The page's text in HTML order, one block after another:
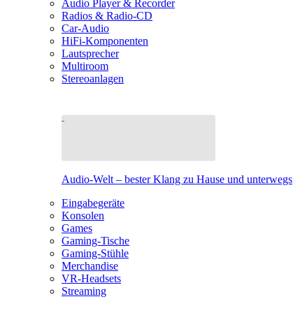
Audio Player & Recorder
Radios & Radio-CD
Car-Audio
HiFi-Komponenten
Lautsprecher
Multiroom
Stereoanlagen
Audio-Welt – bester Klang zu Hause und unterwegs
Eingabegeräte
Konsolen
Games
Gaming-Tische
Gaming-Stühle
Merchandise
VR-Headsets
Streaming